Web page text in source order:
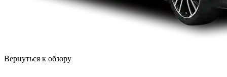
Вернуться к обзору